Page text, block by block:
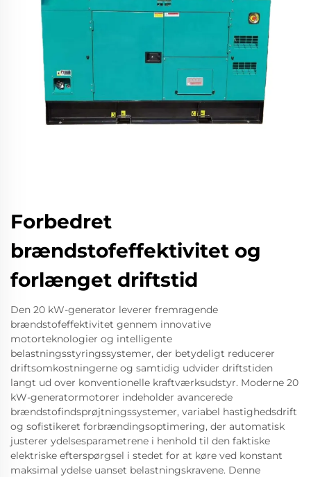
Forbedret
brændstofeffektivitet og
forlænget driftstid
Den 20 kW-generator leverer fremragende
brændstofeffektivitet gennem innovative
motorteknologier og intelligente
belastningsstyringssystemer, der betydeligt reducerer
driftsomkostningerne og samtidig udvider driftstiden
langt ud over konventionelle kraftværksudstyr. Moderne 20
kW-generatormotorer indeholder avancerede
brændstofindsprøjtningssystemer, variabel hastighedsdrift
og sofistikeret forbrændingsoptimering, der automatisk
justerer ydelsesparametrene i henhold til den faktiske
elektriske efterspørgsel i stedet for at køre ved konstant
maksimal ydelse uanset belastningskravene. Denne